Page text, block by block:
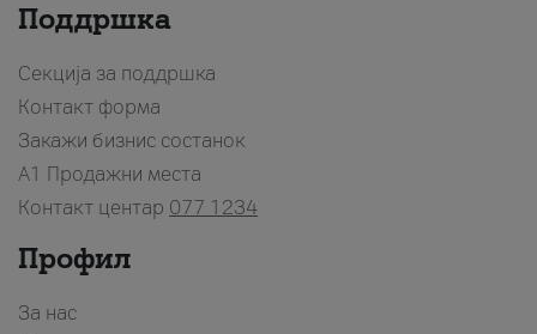
Поддршка
Секција за поддршка
Контакт форма
Закажи бизнис состанок
A1 Продажни места
Контакт центар 077 1234
Профил
За нас